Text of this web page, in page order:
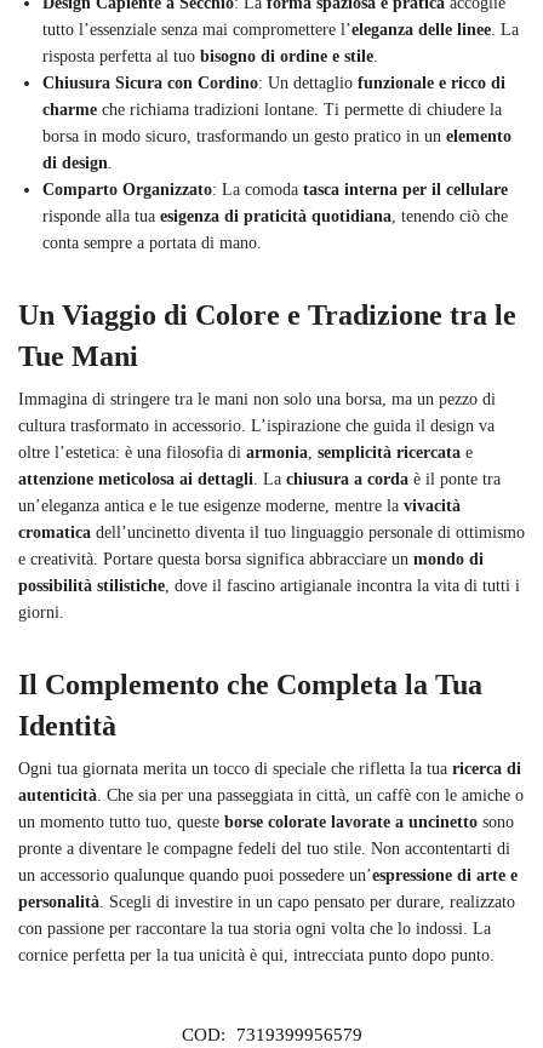
tutto l’essenziale senza mai compromettere l’eleganza delle linee . La
risposta perfetta al tuo bisogno di ordine e stile
Chiusura Sicura con Cordino: Un dettaglio funzionale e ricco di
charme che richiama tradizioni lontane. Ti permette di chiudere la
borsa in modo sicuro, trasformando un gesto pratico in un elemento
di design
Comparto Organizzato: La comoda tasca interna per il cellulare
risponde alla tua esigenza di praticità quotidiana , tenendo ciò che
conta sempre a portata di mano.
Un Viaggio di Colore e Tradizione tra le
Tue Mani
Immagina di stringere tra le mani non solo una borsa, ma un pezzo di
cultura trasformato in accessorio. L’ispirazione che guida il design va
oltre l’estetica: è una filosofia di armonia semplicità ricercata e
attenzione meticolosa ai dettagli . La chiusura a corda è il ponte tra
un’eleganza antica e le tue esigenze moderne, mentre la vivacità
cromatica dell’uncinetto diventa il tuo linguaggio personale di ottimismo
e creatività. Portare questa borsa significa abbracciare un mondo di
possibilità stilistiche , dove il fascino artigianale incontra la vita di tutti i
giorni.
Il Complemento che Completa la Tua
Identità
Ogni tua giornata merita un tocco di speciale che rifletta la tua ricerca di
autenticità . Che sia per una passeggiata in città, un caffè con le amiche o
un momento tutto tuo, queste borse colorate lavorate a uncinetto sono
pronte a diventare le compagne fedeli del tuo stile. Non accontentarti di
un accessorio qualunque quando puoi possedere un’espressione di arte e
personalità . Scegli di investire in un capo pensato per durare, realizzato
con passione per raccontare la tua storia ogni volta che lo indossi. La
cornice perfetta per la tua unicità è qui, intrecciata punto dopo punto.
COD:
7319399956579